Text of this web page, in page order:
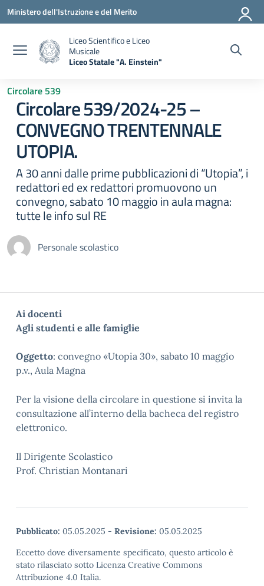
Vai ai contenuti
Vai al menu di navigazione
Vai al footer
Ministero dell'Istruzione e del Merito
Liceo Scientifico e Liceo
Musicale
Liceo Statale "A. Einstein"
Circolare 539
Circolare 539/2024-25 –
CONVEGNO TRENTENNALE
UTOPIA.
A 30 anni dalle prime pubblicazioni di “Utopia”, i
redattori ed ex redattori promuovono un
convegno, sabato 10 maggio in aula magna:
tutte le info sul RE
Personale scolastico
Ai docenti
Agli studenti e alle famiglie
Oggetto: convegno «Utopia 30», sabato 10 maggio
p.v., Aula Magna
Per la visione della circolare in questione si invita la
consultazione all’interno della bacheca del registro
elettronico.
Il Dirigente Scolastico
Prof. Christian Montanari
Pubblicato: 05.05.2025 - Revisione: 05.05.2025
Eccetto dove diversamente specificato, questo articolo è
stato rilasciato sotto Licenza Creative Commons
Attribuzione 4.0 Italia.